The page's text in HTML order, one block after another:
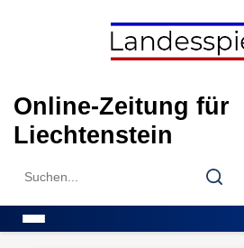
Online-Zeitung für
Liechtenstein
Search
Search